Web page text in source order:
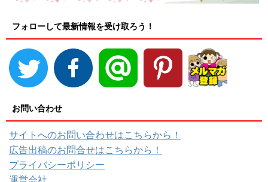
フォローして最新情報を受け取ろう！
お問い合わせ
サイトへのお問い合わせはこちらから！
広告出稿のお問合せはこちらから！
プライバシーポリシー
運営会社